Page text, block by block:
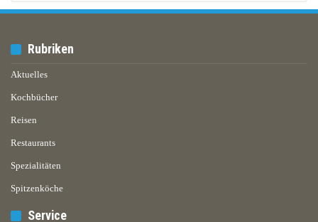
Rubriken
Aktuelles
Kochbücher
Reisen
Restaurants
Spezialitäten
Spitzenköche
Service